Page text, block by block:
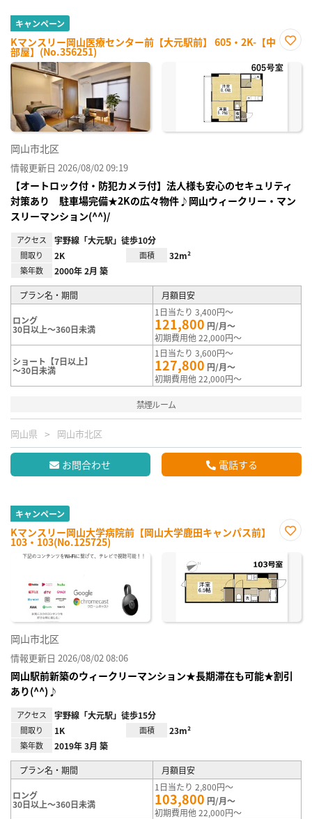
キャンペーン
Kマンスリー岡山医療センター前【大元駅前】 605・2K-【中
部屋】(No.356251)
に入
り登
岡山市北区
情報更新日 2026/08/02 09:19
【オートロック付・防犯カメラ付】法人様も安心のセキュリティ
対策あり 駐車場完備★2Kの広々物件♪岡山ウィークリー・マン
スリーマンション(^^)/
アクセス 宇野線「大元駅」徒歩10分
間取り 2K 面積 32m²
築年数 2000年 2月 築
プラン名・期間 月額目安
ロング
30日以上～360日未満
1日当たり 3,400円～
121,800 円/月～
初期費用他 22,000円～
ショート【7日以上】
～30日未満
1日当たり 3,600円～
127,800 円/月～
初期費用他 22,000円～
禁煙ルーム
岡山県 岡山市北区
お問合わせ 電話する
キャンペーン
Kマンスリー岡山大学病院前【岡山大学鹿田キャンパス前】
103・103(No.125725)
に入
り登
岡山市北区
情報更新日 2026/08/02 08:06
岡山駅前新築のウィークリーマンション★長期滞在も可能★割引
あり(^^)♪
アクセス 宇野線「大元駅」徒歩15分
間取り 1K 面積 23m²
築年数 2019年 3月 築
プラン名・期間 月額目安
ロング
30日以上～360日未満
1日当たり 2,800円～
103,800 円/月～
初期費用他 22,000円～